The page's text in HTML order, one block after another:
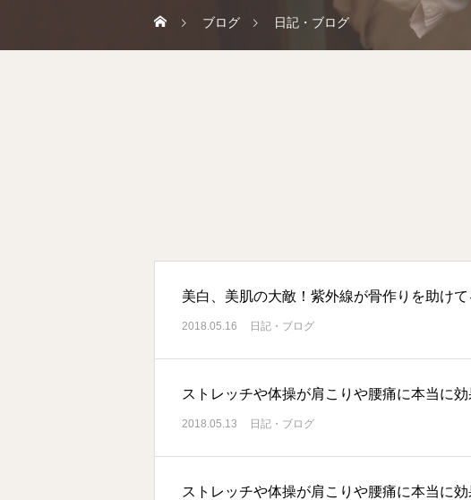
ブログ 日記・ブログ
美白、美肌の大敵！紫外線が骨作りを助けて
2018.05.16 日記・ブログ
ストレッチや体操が肩こりや腰痛に本当に
2018.05.13 日記・ブログ
ストレッチや体操が肩こりや腰痛に本当に